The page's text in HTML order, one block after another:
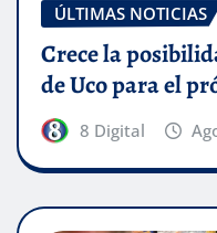
ÚLTIMAS NOTICIAS
Crece la
de Uco para el
8 Digital